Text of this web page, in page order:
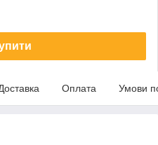
Оплата Умови